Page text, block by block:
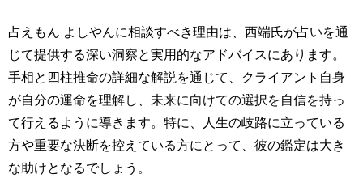
占えもん よしやんに相談すべき理由は、西端氏が占いを通
じて提供する深い洞察と実用的なアドバイスにあります。
手相と四柱推命の詳細な解説を通じて、クライアント自身
が自分の運命を理解し、未来に向けての選択を自信を持っ
て行えるように導きます。特に、人生の岐路に立っている
方や重要な決断を控えている方にとって、彼の鑑定は大き
な助けとなるでしょう。